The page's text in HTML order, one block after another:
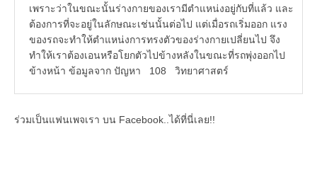
เพราะว่าในขณะนั้นร่างกายของเรามีตำแหน่งอยู่กับที่แล้ว และ
ต้องการที่จะอยู่ในลักษณะเช่นนั้นต่อไป แต่เมื่อรถเริ่มออก แรง
ของรถจะทำให้ตำแหน่งการทรงตัวของร่างกายเปลี่ยนไป จึง
ทำให้เราต้องเอนหรือโยกตัวไปข้างหลังในขณะที่รถพุ่งออกไป
ข้างหน้า ข้อมูลจาก ปัญหา 108 วิทยาศาสตร์
ร่วมเป็นแฟนเพจเรา บน Facebook..ได้ที่นี่เลย!!